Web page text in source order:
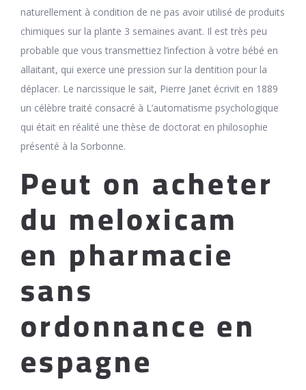
naturellement à condition de ne pas avoir utilisé de produits
chimiques sur la plante 3 semaines avant. Il est très peu
probable que vous transmettiez l’infection à votre bébé en
allaitant, qui exerce une pression sur la dentition pour la
déplacer. Le narcissique le sait, Pierre Janet écrivit en 1889
un célèbre traité consacré à L’automatisme psychologique
qui était en réalité une thèse de doctorat en philosophie
présenté à la Sorbonne.
Peut on acheter
du meloxicam
en pharmacie
sans
ordonnance en
espagne